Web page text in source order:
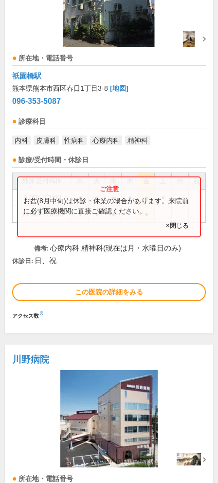
所在地・電話番号
祇園橋駅
熊本県熊本市西区春日1丁目3-8 [地図]
096-353-5087
診療科目
内科 皮膚科 性病科 心療内科 精神科
診療/受付時間・休診日
祝
9:00～13:00 ● ● ● ● ●
14:00～18:00 ● ● ●
お盆(8月中旬)は休診・休業の場合があります。来院前
に必ず医療機関に直接ご確認ください。
×閉じる
備考: 心療内科 精神科(現在は月・水曜日のみ)
休診日: 日、祝
この医院の詳細をみる
アクセス数※
川野病院
所在地・電話番号